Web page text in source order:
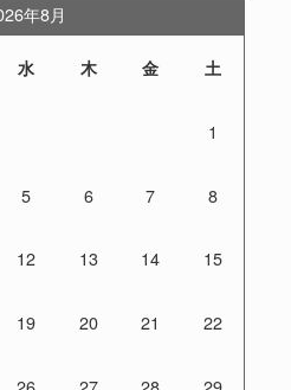
年8月
水 木 金 土
1
5 6 7 8
12 13 14 15
19 20 21 22